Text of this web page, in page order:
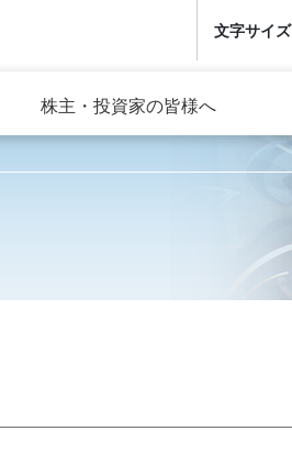
文字サイズ
株主・投資家の皆様へ